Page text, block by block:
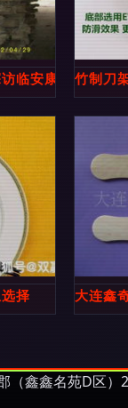
临安康艺竹木制
竹制刀
择 大连鑫
（鑫鑫名苑D区）